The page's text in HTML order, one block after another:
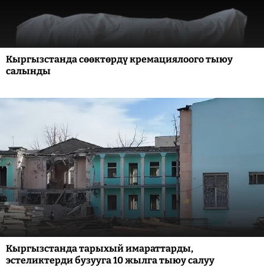
Кыргызстанда сөөктөрдү кремациялоого тыюу
салынды
Кыргызстанда тарыхый имараттарды,
эстеликтерди бузууга 10 жылга тыюу салуу